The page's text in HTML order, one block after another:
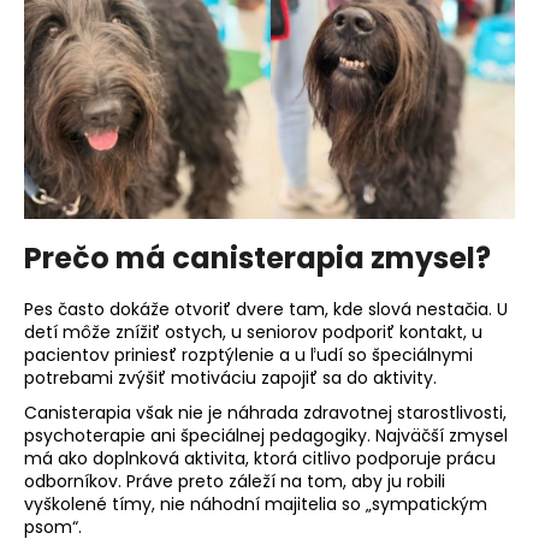
Prečo má canisterapia zmysel?
Pes často dokáže otvoriť dvere tam, kde slová nestačia. U
detí môže znížiť ostych, u seniorov podporiť kontakt, u
pacientov priniesť rozptýlenie a u ľudí so špeciálnymi
potrebami zvýšiť motiváciu zapojiť sa do aktivity.
Canisterapia však nie je náhrada zdravotnej starostlivosti,
psychoterapie ani špeciálnej pedagogiky. Najväčší zmysel
má ako doplnková aktivita, ktorá citlivo podporuje prácu
odborníkov. Práve preto záleží na tom, aby ju robili
vyškolené tímy, nie náhodní majitelia so „sympatickým
psom“.